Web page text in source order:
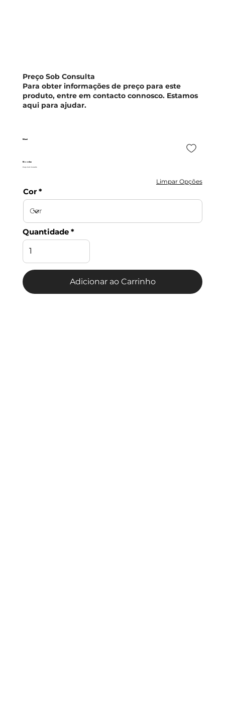
Miami
Moovlux
Preço Sob Consulta
Limpar Opções
Cor
Quantidade
Adicionar ao Carrinho
Preço Sob Consulta
Para obter informações de preço para este
produto, entre em contacto connosco. Estamos
aqui para ajudar.